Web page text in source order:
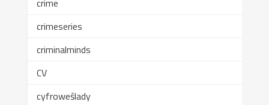
crimeseries
criminalminds
CV
cyfroweślady